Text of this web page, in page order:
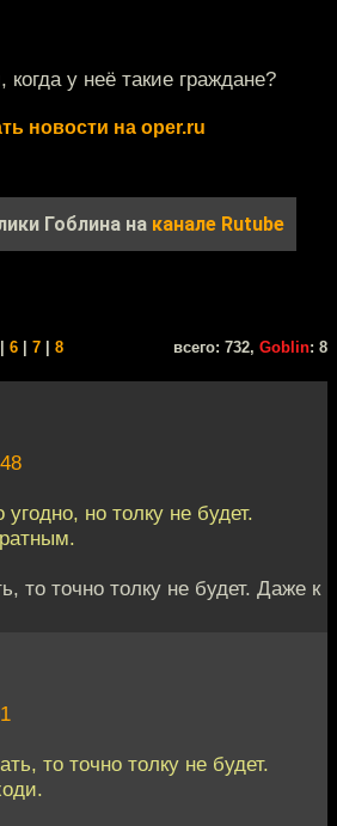
у неё такие граждане?
новости на oper.ru
Гоблина на канале Rutube
6 7 8 всего: 732, Goblin: 8
но толку не будет.
то точно толку не будет. Даже к
то точно толку не будет.